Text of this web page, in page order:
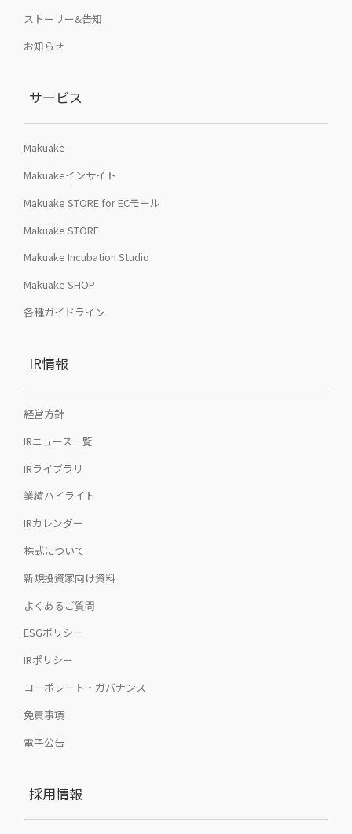
ストーリー&告知
お知らせ
サービス
Makuake
Makuakeインサイト
Makuake STORE for ECモール
Makuake STORE
Makuake Incubation Studio
Makuake SHOP
各種ガイドライン
IR情報
経営方針
IRニュース一覧
IRライブラリ
業績ハイライト
IRカレンダー
株式について
新規投資家向け資料
よくあるご質問
ESGポリシー
IRポリシー
コーポレート・ガバナンス
免責事項
電子公告
採用情報